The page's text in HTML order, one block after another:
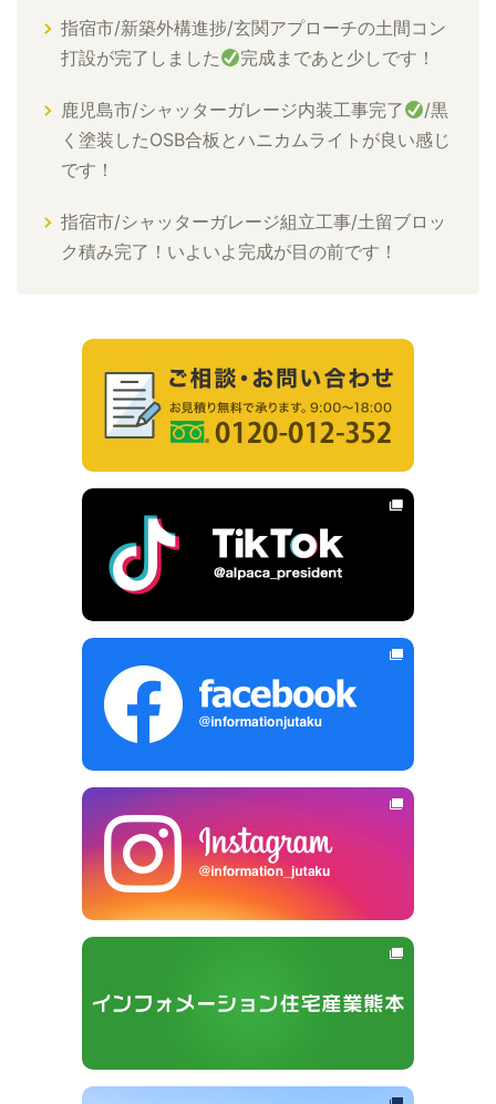
指宿市/新築外構進捗/玄関アプローチの土間コン
打設が完了しました
完成まであと少しです！
鹿児島市/シャッターガレージ内装工事完了
/黒
く塗装したOSB合板とハニカムライトが良い感じ
です！
指宿市/シャッターガレージ組立工事/土留ブロッ
ク積み完了！いよいよ完成が目の前です！